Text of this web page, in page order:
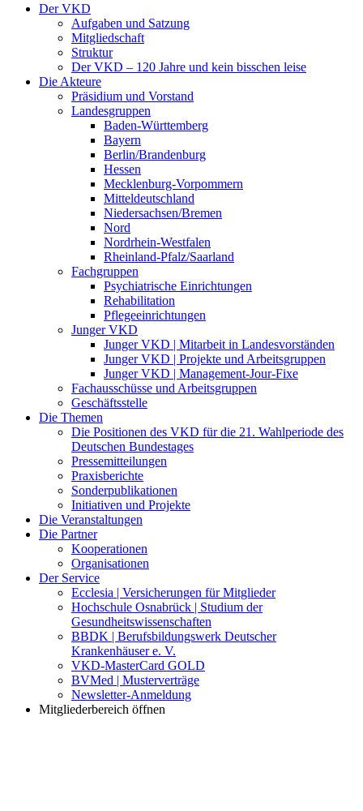
Der VKD
Aufgaben und Satzung
Mitgliedschaft
Struktur
Der VKD – 120 Jahre und kein bisschen leise
Die Akteure
Präsidium und Vorstand
Landesgruppen
Baden-Württemberg
Bayern
Berlin/Brandenburg
Hessen
Mecklenburg-Vorpommern
Mitteldeutschland
Niedersachsen/Bremen
Nord
Nordrhein-Westfalen
Rheinland-Pfalz/Saarland
Fachgruppen
Psychiatrische Einrichtungen
Rehabilitation
Pflegeeinrichtungen
Junger VKD
Junger VKD | Mitarbeit in Landesvorständen
Junger VKD | Projekte und Arbeitsgruppen
Junger VKD | Management-Jour-Fixe
Fachausschüsse und Arbeitsgruppen
Geschäftsstelle
Die Themen
Die Positionen des VKD für die 21. Wahlperiode des
Deutschen Bundestages
Pressemitteilungen
Praxisberichte
Sonderpublikationen
Initiativen und Projekte
Die Veranstaltungen
Die Partner
Kooperationen
Organisationen
Der Service
Ecclesia | Versicherungen für Mitglieder
Hochschule Osnabrück | Studium der
Gesundheitswissenschaften
BBDK | Berufsbildungswerk Deutscher
Krankenhäuser e. V.
VKD-MasterCard GOLD
BVMed | Musterverträge
Newsletter-Anmeldung
Mitgliederbereich öffnen